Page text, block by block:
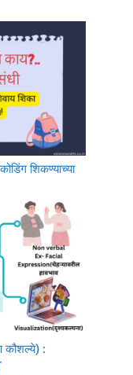
शिकण्याच्या
कौशल्ये) :